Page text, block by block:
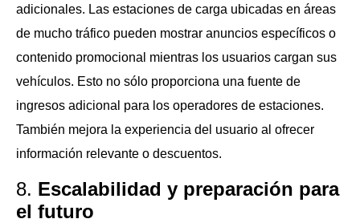
adicionales. Las estaciones de carga ubicadas en áreas
de mucho tráfico pueden mostrar anuncios específicos o
contenido promocional mientras los usuarios cargan sus
vehículos. Esto no sólo proporciona una fuente de
ingresos adicional para los operadores de estaciones.
También mejora la experiencia del usuario al ofrecer
información relevante o descuentos.
8. Escalabilidad y preparación para
el futuro